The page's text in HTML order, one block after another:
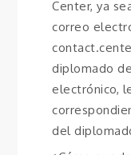
Center, ya
correo
diplomado
electrónico,
del